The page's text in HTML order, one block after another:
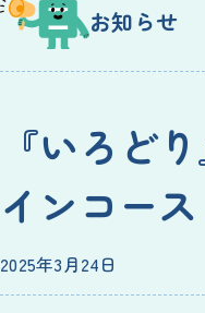
お知らせ
『いろど
インコース
2025年3月24日